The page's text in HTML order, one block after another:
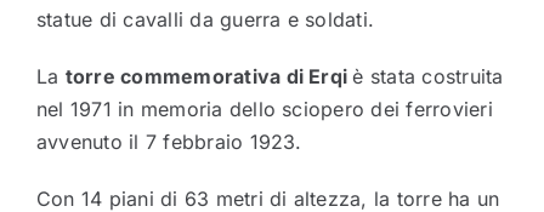
statue di cavalli da guerra e soldati.
La torre commemorativa di Erqiè stata costruita
nel 1971 in memoria dello sciopero dei ferrovieri
avvenuto il 7 febbraio 1923.
Con 14 piani di 63 metri di altezza, la torre ha un